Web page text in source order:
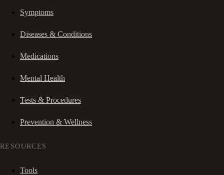
Symptoms
Diseases & Conditions
Medications
Mental Health
Tests & Procedures
Prevention & Wellness
RESOURCES
Tools